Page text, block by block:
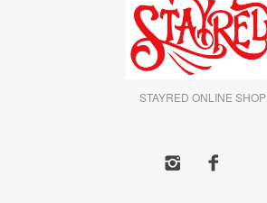
STAYRED ONLINE SHOP